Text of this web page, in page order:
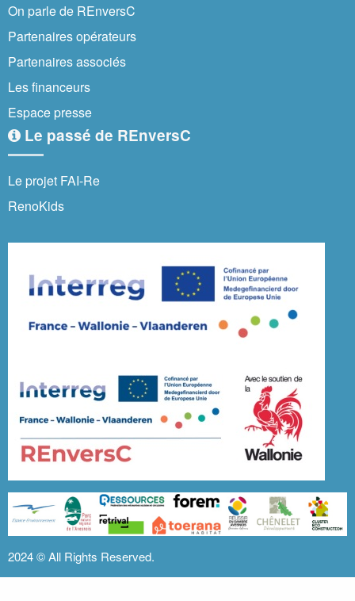
On parle de REnversC
Partenaires opérateurs
Partenaires associés
Les financeurs
Espace presse
Le passé de REnversC
Le projet FAI-Re
RenoKids
2024 ©All Rights Reserved.